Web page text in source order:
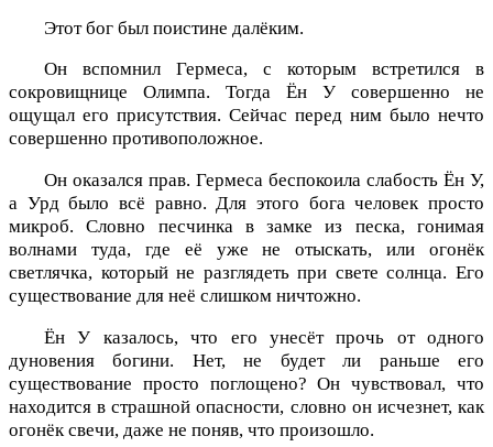
Этот бог был поистине далёким.
Он вспомнил Гермеса, с которым встретился в
сокровищнице Олимпа. Тогда Ён У совершенно не
ощущал его присутствия. Сейчас перед ним было нечто
совершенно противоположное.
Он оказался прав. Гермеса беспокоила слабость Ён У,
а Урд было всё равно. Для этого бога человек просто
микроб. Словно песчинка в замке из песка, гонимая
волнами туда, где её уже не отыскать, или огонёк
светлячка, который не разглядеть при свете солнца. Его
существование для неё слишком ничтожно.
Ён У казалось, что его унесёт прочь от одного
дуновения богини. Нет, не будет ли раньше его
существование просто поглощено? Он чувствовал, что
находится в страшной опасности, словно он исчезнет, как
огонёк свечи, даже не поняв, что произошло.